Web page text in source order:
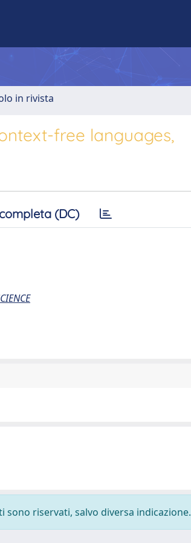
in rivista
free languages,
(DC)
riservati, salvo diversa indicazione.